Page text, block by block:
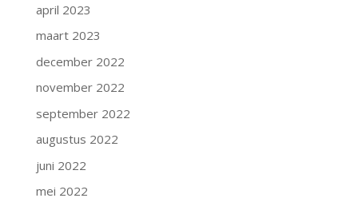
april 2023
maart 2023
december 2022
november 2022
september 2022
augustus 2022
juni 2022
mei 2022